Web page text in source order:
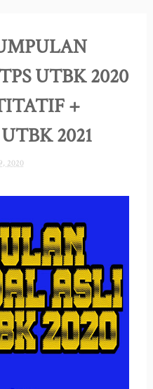
UTBK 2020
+
2021
2020